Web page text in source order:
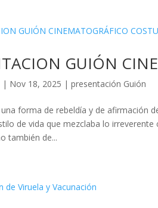
GUIÓN
| Nov 18, 2025 |presentación Guión
forma de rebeldía y de afirmación
de vida que mezclaba lo
también de...